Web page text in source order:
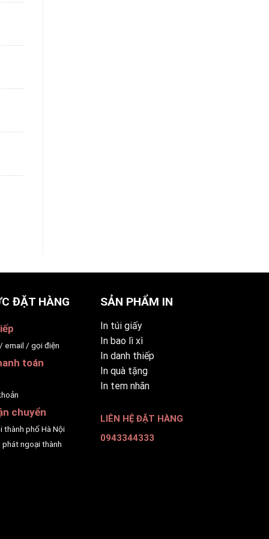
ĐẶT HÀNG
email / gọi điện
toán
chuyển
thành phố Hà Nội
phát ngoại thành
SẢN PHẨM IN
In túi giấy
In bao lì xì
In danh thiếp
In quà tặng
In tem nhãn
LIÊN HỆ ĐẶT HÀNG
0943344333